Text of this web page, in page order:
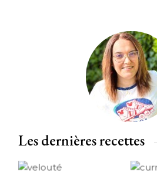
Les dernières recettes